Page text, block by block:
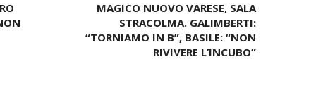
MAGICO NUOVO VARESE, SALA
STRACOLMA. GALIMBERTI:
“TORNIAMO IN B”, BASILE: “NON
RIVIVERE L’INCUBO”